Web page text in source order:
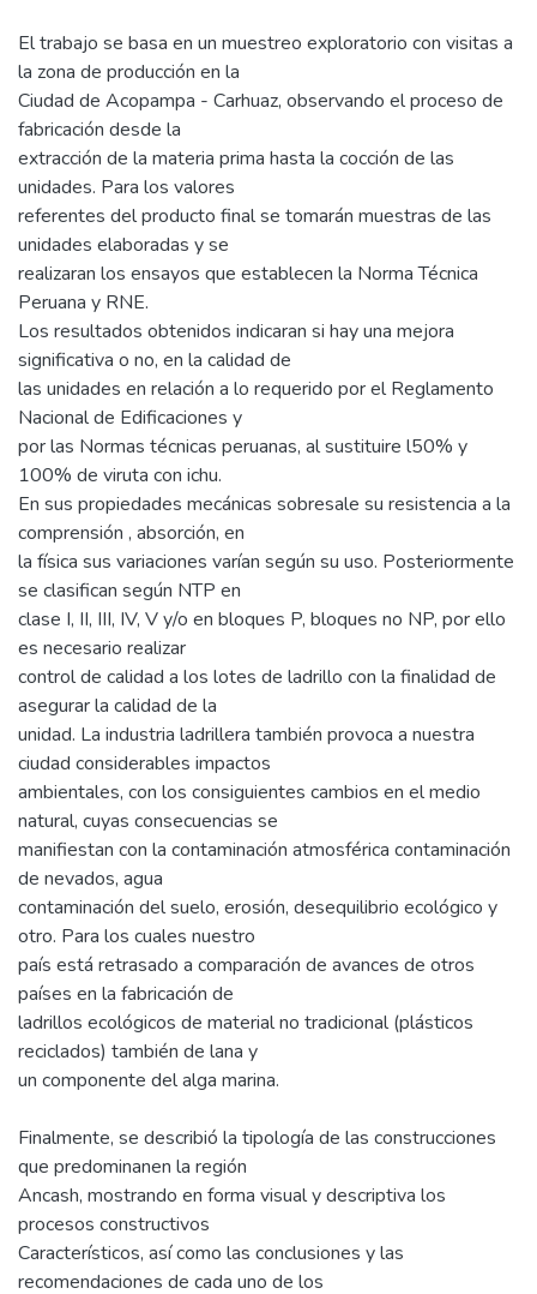
El trabajo se basa en un muestreo exploratorio con visitas a
la zona de producción en la
Ciudad de Acopampa - Carhuaz, observando el proceso de
fabricación desde la
extracción de la materia prima hasta la cocción de las
unidades. Para los valores
referentes del producto final se tomarán muestras de las
unidades elaboradas y se
realizaran los ensayos que establecen la Norma Técnica
Peruana y RNE.
Los resultados obtenidos indicaran si hay una mejora
significativa o no, en la calidad de
las unidades en relación a lo requerido por el Reglamento
Nacional de Edificaciones y
por las Normas técnicas peruanas, al sustituire l50% y
100% de viruta con ichu.
En sus propiedades mecánicas sobresale su resistencia a la
comprensión , absorción, en
la física sus variaciones varían según su uso. Posteriormente
se clasifican según NTP en
clase I, II, III, IV, V y/o en bloques P, bloques no NP, por ello
es necesario realizar
control de calidad a los lotes de ladrillo con la finalidad de
asegurar la calidad de la
unidad. La industria ladrillera también provoca a nuestra
ciudad considerables impactos
ambientales, con los consiguientes cambios en el medio
natural, cuyas consecuencias se
manifiestan con la contaminación atmosférica contaminación
de nevados, agua
contaminación del suelo, erosión, desequilibrio ecológico y
otro. Para los cuales nuestro
país está retrasado a comparación de avances de otros
países en la fabricación de
ladrillos ecológicos de material no tradicional (plásticos
reciclados) también de lana y
un componente del alga marina.
Finalmente, se describió la tipología de las construcciones
que predominanen la región
Ancash, mostrando en forma visual y descriptiva los
procesos constructivos
Característicos, así como las conclusiones y las
recomendaciones de cada uno de los